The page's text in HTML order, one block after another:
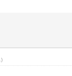
.)